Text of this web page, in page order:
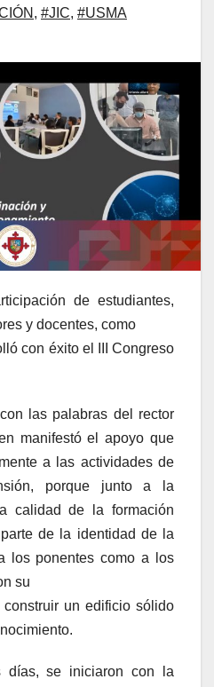
, #JIC, #USMA
de estudiantes,
y docentes, como
con éxito el III Congreso
las palabras del rector
manifestó el apoyo que
a las actividades de
porque junto a la
calidad de la formación
de la identidad de la
los ponentes como a los
su
un edificio sólido
días, se iniciaron con la